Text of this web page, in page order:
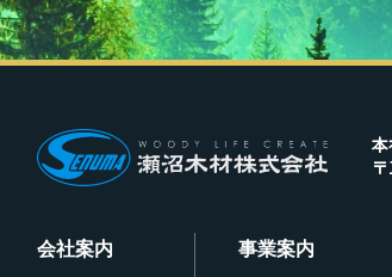
会社案内 事業案内